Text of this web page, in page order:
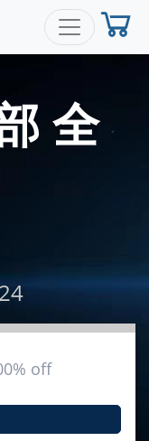
全
off